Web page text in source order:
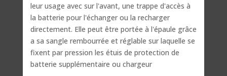
leur usage avec sur l'avant, une trappe d'accès à
la batterie pour l'échanger ou la recharger
directement. Elle peut être portée à l'épaule grâce
a sa sangle rembourrée et réglable sur laquelle se
fixent par pression les étuis de protection de
batterie supplémentaire ou chargeur